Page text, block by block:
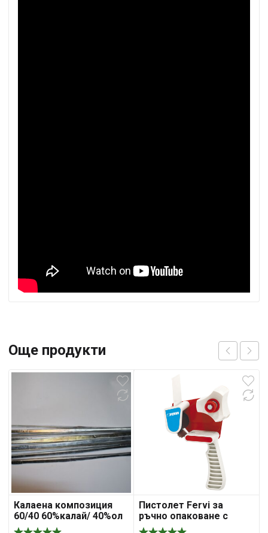
Още продукти
Калаена композиция
60/40 60%калай/ 40%ол
Пистолет Fervi за
ръчно опаковане с
тиксо 50 мм, 0103